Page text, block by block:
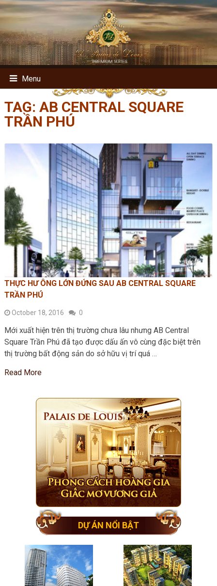
Menu
TAG: AB CENTRAL SQUARE
TRẦN PHÚ
THỰC HƯ ÔNG LỚN ĐỨNG SAU AB CENTRAL SQUARE
TRẦN PHÚ
October 18, 2016 0
Mới xuất hiện trên thị trường chưa lâu nhưng AB Central
Square Trần Phú đã tạo được dấu ấn vô cùng đặc biệt trên
thị trường bất động sản do sở hữu vị trí quá …
Read More
DỰ ÁN NỔI BẬT